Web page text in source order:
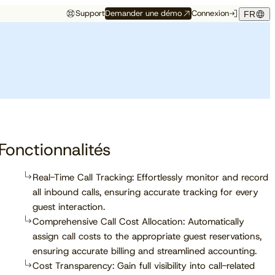
SupportDemander une démo Connexion FR
En savoir plus
conférences, salons et
Real-Time Call Tracking: Effortlessly monitor and record
all inbound calls, ensuring accurate tracking for every
guest interaction.
Comprehensive Call Cost Allocation: Automatically
assign call costs to the appropriate guest reservations,
ensuring accurate billing and streamlined accounting.
Cost Transparency: Gain full visibility into call-related